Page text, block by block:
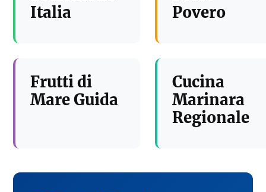
Italia
Povero
Frutti di
Mare Guida
Cucina
Marinara
Regionale